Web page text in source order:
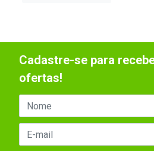
Cadastre-se para
ofertas!